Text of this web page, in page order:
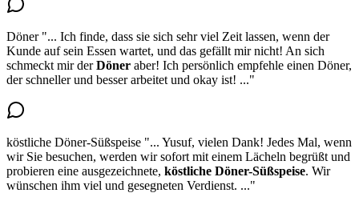
Döner "... Ich finde, dass sie sich sehr viel Zeit lassen, wenn der
Kunde auf sein Essen wartet, und das gefällt mir nicht! An sich
schmeckt mir derDöner aber! Ich persönlich empfehle einen Döner,
der schneller und besser arbeitet und okay ist! ..."
köstliche Döner-Süßspeise "... Yusuf, vielen Dank! Jedes Mal, wenn
wir Sie besuchen, werden wir sofort mit einem Lächeln begrüßt und
probieren eine ausgezeichnete, köstliche Döner-Süßspeise. Wir
wünschen ihm viel und gesegneten Verdienst. ..."